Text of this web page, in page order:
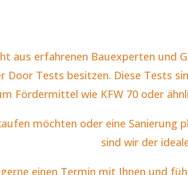
aus erfahrenen Bauexperten
Door Tests besitzen. Diese Tests
Fördermittel wie KFW 70 oder
möchten oder eine
sind wir der
einen Termin mit Ihnen und